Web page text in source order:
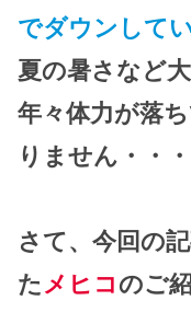
でダウンして
夏の暑さなど
年々体力が落
りません・・
さて、今回の
た メヒコ のご